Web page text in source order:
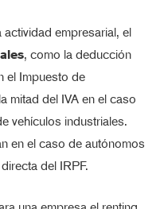
empresarial, el
, como la deducción
el Impuesto de
mitad del IVA en el caso
vehículos industriales.
en el caso de autónomos
del IRPF.